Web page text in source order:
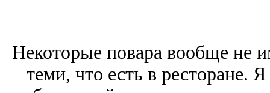
Некоторые повара вообще не
теми, что есть в ресторане.